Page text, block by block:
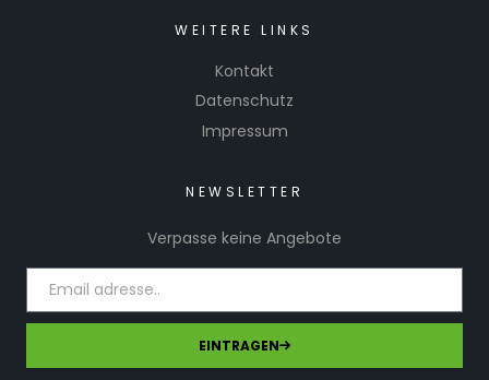
WEITERE LINKS
Kontakt
Datenschutz
Impressum
NEWSLETTER
Verpasse keine Angebote
EINTRAGEN